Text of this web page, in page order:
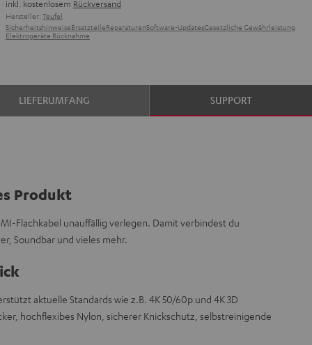
inkl. kostenlosem Rückversand
Hersteller: Teufel
SicherheitshinweiseErsatzteileReparaturenSoftware-UpdatesGesetzliche Gewährleistung
Elektrogeräte Rücknahme
LIEFERUMFANG SUPPORT
Produkt
Flachkabel unauffällig verlegen. Damit verbindest du
Soundbar und vieles mehr.
aktuelle Standards wie z.B. 4K 50/60p und 4K 3D
hochflexibes Nylon, sicherer Knickschutz, selbstreinigende